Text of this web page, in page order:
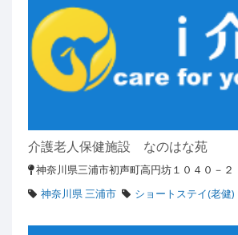
介護老人保健施設 なのはな苑
神奈川県三浦市初声町高円坊１０４０－２
神奈川県 三浦市
ショートステイ(老健)